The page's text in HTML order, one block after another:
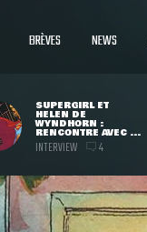
BRÈVES NEWS
SUPERGIRL ET
HELEN DE
WYNDHORN :
RENCONTRE AVEC ...
INTERVIEW 4